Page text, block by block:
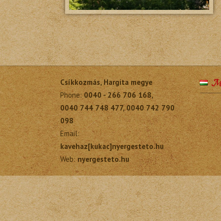
Csíkkozmás, Hargita megye
Phone:0040 - 266 706 168,
0040 744 748 477, 0040 742 790
098
Email:
kavehaz[kukac]nyergesteto.hu
Web:nyergesteto.hu